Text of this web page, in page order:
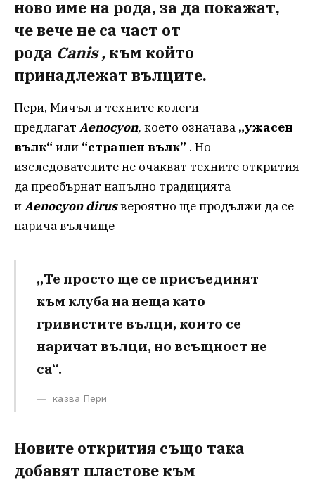
ново име на рода, за да покажат,
че вече не са част от
рода Canis , към който
принадлежат вълците.
Пери, Мичъл и техните колеги
предлагат Aenocyon, което означава „ужасен
вълк“ или “страшен вълк” . Но
изследователите не очакват техните открития
да преобърнат напълно традицията
иAenocyon dirusвероятно ще продължи да се
нарича вълчище
„Те просто ще се присъединят
към клуба на неща като
гривистите вълци, които се
наричат ​​вълци, но всъщност не
са“.
казва Пери
Новите открития също така
добавят пластове към